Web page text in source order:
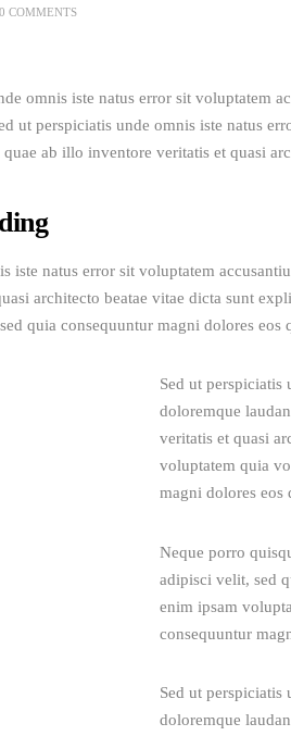
0 COMMENTS
omnis iste natus error sit voluptatem
ut perspiciatis unde omnis iste natus
quae ab illo inventore veritatis et quasi
iste natus error sit voluptatem
architecto beatae vitae dicta sunt
quia consequuntur magni dolores
Sed ut
doloremque
veritatis et quasi
voluptatem quia
magni dolores eos
Neque porro
adipisci velit, sed
enim ipsam
consequuntur
Sed ut
doloremque